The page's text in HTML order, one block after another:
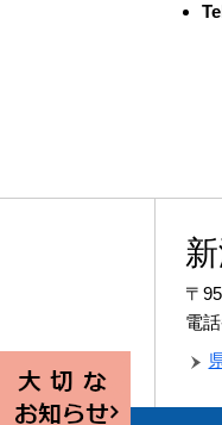
〒
電